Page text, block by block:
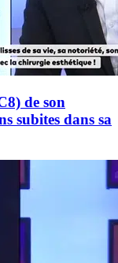
de son
subites dans sa